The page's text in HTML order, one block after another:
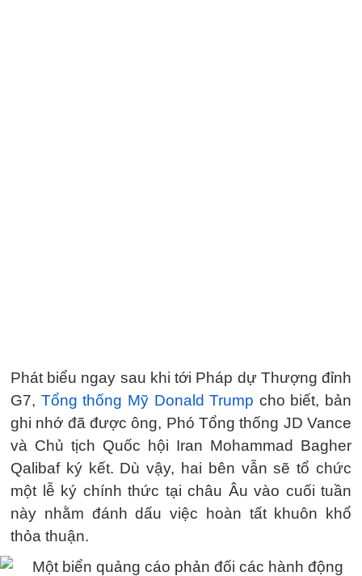
Phát biểu ngay sau khi tới Pháp dự Thượng đỉnh
G7, Tổng thống Mỹ Donald Trump cho biết, bản
ghi nhớ đã được ông, Phó Tổng thống JD Vance
và Chủ tịch Quốc hội Iran Mohammad Bagher
Qalibaf ký kết. Dù vậy, hai bên vẫn sẽ tổ chức
một lễ ký chính thức tại châu Âu vào cuối tuần
này nhằm đánh dấu việc hoàn tất khuôn khổ
thỏa thuận.